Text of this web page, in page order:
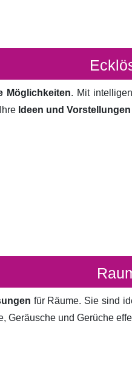
Möglichkeiten. Mit
Ideen und Vorstellungen
für Räume. Sie sind
Geräusche und Gerüche